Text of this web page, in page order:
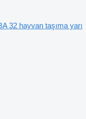
32 hayvan taşıma yarı